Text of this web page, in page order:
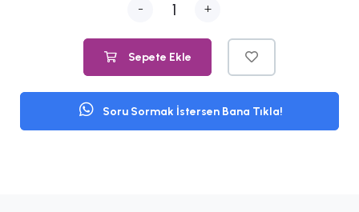
- +
Sepete Ekle
Soru Sormak İstersen Bana Tıkla!